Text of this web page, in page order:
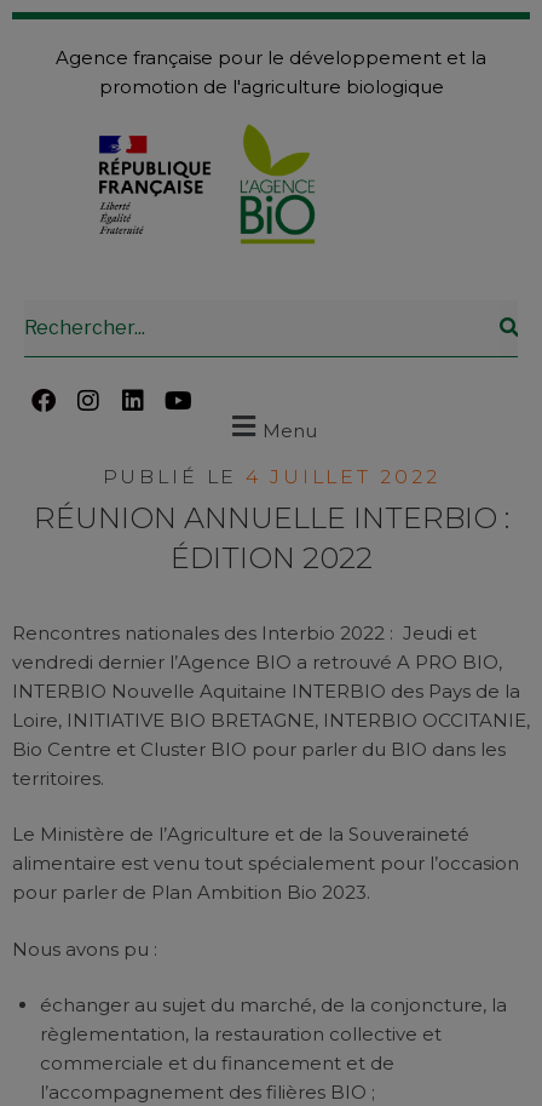
Agence française pour le développement et la
promotion de l'agriculture biologique
Menu
PUBLIÉ LE4 JUILLET 2022
RÉUNION ANNUELLE INTERBIO :
ÉDITION 2022
Rencontres nationales des Interbio 2022 : Jeudi et
vendredi dernier l’Agence BIO a retrouvé A PRO BIO,
INTERBIO Nouvelle Aquitaine INTERBIO des Pays de la
Loire, INITIATIVE BIO BRETAGNE, INTERBIO OCCITANIE,
Bio Centre et Cluster BIO pour parler du BIO dans les
territoires.
Le Ministère de l’Agriculture et de la Souveraineté
alimentaire est venu tout spécialement pour l’occasion
pour parler de Plan Ambition Bio 2023.
Nous avons pu :
échanger au sujet du marché, de la conjoncture, la
règlementation, la restauration collective et
commerciale et du financement et de
l’accompagnement des filières BIO ;